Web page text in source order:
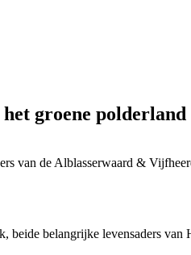
groene polderland
van de Alblasserwaard &
beide belangrijke levensaders